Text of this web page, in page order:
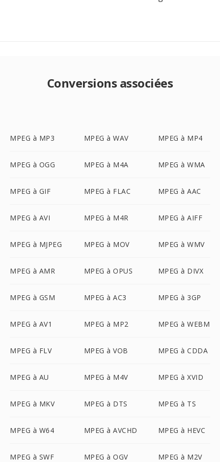
Conversions associées
MPEG à MP3 MPEG à WAV MPEG à MP4
MPEG à OGG MPEG à M4A MPEG à WMA
MPEG à GIF MPEG à FLAC MPEG à AAC
MPEG à AVI MPEG à M4R MPEG à AIFF
MPEG à MJPEG MPEG à MOV MPEG à WMV
MPEG à AMR MPEG à OPUS MPEG à DIVX
MPEG à GSM MPEG à AC3 MPEG à 3GP
MPEG à AV1 MPEG à MP2 MPEG à WEBM
MPEG à FLV MPEG à VOB MPEG à CDDA
MPEG à AU MPEG à M4V MPEG à XVID
MPEG à MKV MPEG à DTS MPEG à TS
MPEG à W64 MPEG à AVCHD MPEG à HEVC
MPEG à SWF MPEG à OGV MPEG à M2V